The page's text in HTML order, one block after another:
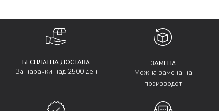
БЕСПЛАТНА ДОСТАВА
За нарачки над 2500 ден
ЗАМЕНА
Можна замена на
производот